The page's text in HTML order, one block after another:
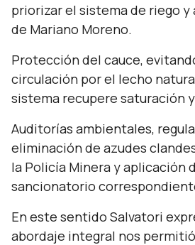
priorizar el sistema de riego
de Mariano Moreno.
Protección del cauce,
circulación por el lecho
sistema recupere saturación
Auditorías ambientales,
eliminación de azudes
la Policía Minera y aplicación
sancionatorio
En este sentido Salvatori
abordaje integral nos